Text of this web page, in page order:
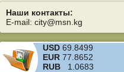
Наши контакты:
E-mail: city@msn.kg
USD 69.8499
EUR 77.8652
RUB 1.0683